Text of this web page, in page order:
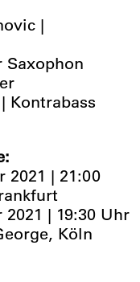
|
Saxophon
Kontrabass
2021 | 21:00
| 19:30 Uhr
Köln